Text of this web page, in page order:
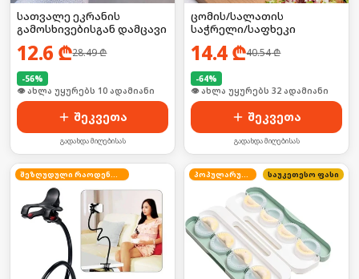
სათვალე ეკრანის
გამოსხივებისგან დამცავი
12.6 ₾28.49₾
-56%
🛒 ბოლო 24სთ-ში იყიდა 12-მა
შეკვეთა
გადახდა მიღებისას
ცომის/სალათის
საჭრელი/საფხეკი
14.4₾40.54₾
-64%
🛒 ბოლო 24სთ-ში იყიდა 43-მა
შეკვეთა
გადახდა მიღებისას
შეზღუდული რაოდენობა პოპულარული საუკეთესო ფასი